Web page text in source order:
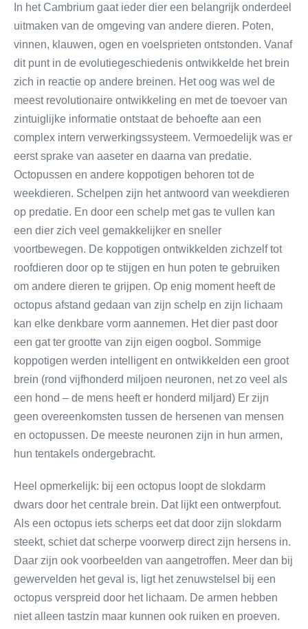
In het Cambrium gaat ieder dier een belangrijk onderdeel
uitmaken van de omgeving van andere dieren. Poten,
vinnen, klauwen, ogen en voelsprieten ontstonden. Vanaf
dit punt in de evolutiegeschiedenis ontwikkelde het brein
zich in reactie op andere breinen. Het oog was wel de
meest revolutionaire ontwikkeling en met de toevoer van
zintuiglijke informatie ontstaat de behoefte aan een
complex intern verwerkingssysteem. Vermoedelijk was er
eerst sprake van aaseter en daarna van predatie.
Octopussen en andere koppotigen behoren tot de
weekdieren. Schelpen zijn het antwoord van weekdieren
op predatie. En door een schelp met gas te vullen kan
een dier zich veel gemakkelijker en sneller
voortbewegen. De koppotigen ontwikkelden zichzelf tot
roofdieren door op te stijgen en hun poten te gebruiken
om andere dieren te grijpen. Op enig moment heeft de
octopus afstand gedaan van zijn schelp en zijn lichaam
kan elke denkbare vorm aannemen. Het dier past door
een gat ter grootte van zijn eigen oogbol. Sommige
koppotigen werden intelligent en ontwikkelden een groot
brein (rond vijfhonderd miljoen neuronen, net zo veel als
een hond – de mens heeft er honderd miljard) Er zijn
geen overeenkomsten tussen de hersenen van mensen
en octopussen. De meeste neuronen zijn in hun armen,
hun tentakels ondergebracht.
Heel opmerkelijk: bij een octopus loopt de slokdarm
dwars door het centrale brein. Dat lijkt een ontwerpfout.
Als een octopus iets scherps eet dat door zijn slokdarm
steekt, schiet dat scherpe voorwerp direct zijn hersens in.
Daar zijn ook voorbeelden van aangetroffen. Meer dan bij
gewervelden het geval is, ligt het zenuwstelsel bij een
octopus verspreid door het lichaam. De armen hebben
niet alleen tastzin maar kunnen ook ruiken en proeven.